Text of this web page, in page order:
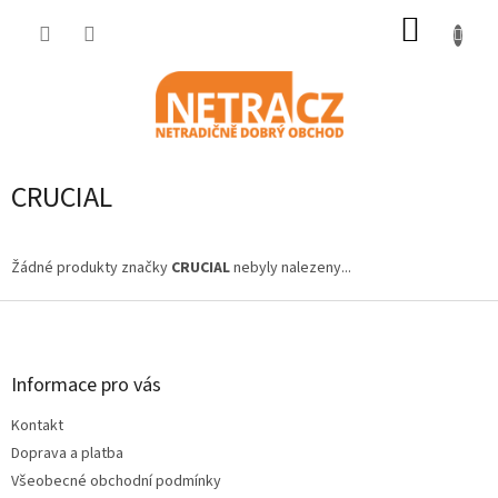
CRUCIAL
Žádné produkty značky CRUCIALnebyly nalezeny...
Z
Informace pro vás
Kontakt
Doprava a platba
Všeobecné obchodní podmínky